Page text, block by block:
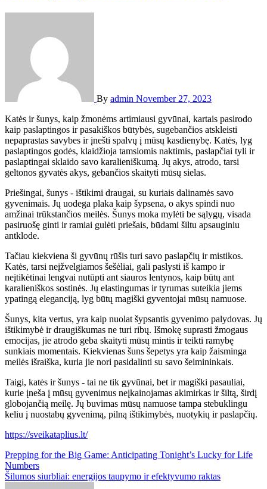
By admin November 27, 2023
Katės ir šunys, kaip žmonėms artimiausi gyvūnai, kartais pasirodo
kaip paslaptingos ir pasakiškos būtybės, sugebančios atskleisti
nepaprastas savybes ir įnešti spalvų į mūsų kasdienybę. Katės, lyg
paslaptingos godės, klaidžioja tamsiomis naktimis, paslapčiai tyli ir
paslaptingai sklaido savo karalieniškumą. Jų akys, atrodo, tarsi
geltonos gyvatės akys, gebančios skaityti mūsų sielas.
Priešingai, šunys - ištikimi draugai, su kuriais dalinamės savo
gyvenimais. Jų uodega plaka kaip šypsena, o akys spindi nuo
amžinai trūkstančios meilės. Šunys moka mylėti be sąlygų, visada
pasiruošę ginti ir ramiai gulėti priešais, būdami šiltu apsauginiu
antklode.
Tačiau kiekviena ši gyvūnų rūšis turi savo paslapčių ir mistikos.
Katės, tarsi neįžvelgiamos šešėliai, gali paslysti iš kampo ir
neįtikėtinai lengvai nutūpti ant siauros lentynos, kaip būtų ant
karalieniškos sostinės. Jų elastingumas ir tyrumas suteikia jiems
ypatingą eleganciją, lyg būtų magiški gyventojai mūsų namuose.
Šunys, kita vertus, yra kaip nuolat šypsantis gyvenimo palydovas. Jų
ištikimybė ir draugiškumas ne turi ribų. Išmokę suprasti žmogaus
emocijas, jie atrodo geba skaityti mūsų mintis ir teikti ramybę
sunkiais momentais. Kiekvienas šuns šepetys yra kaip žaisminga
meilės išraiška, kuria jie nori pasidalinti su savo šeimininkais.
Taigi, katės ir šunys - tai ne tik gyvūnai, bet ir magiški pasauliai,
kurie įneša į mūsų gyvenimus neįkainojamas akimirkas ir šiltą, širdį
globojančią meilę. Jų buvimas mūsų namuose tampa stebuklingu
keliu į nuostabų gyvenimą, pilną ištikimybės, nuotykių ir paslapčių.
https://sveikataplius.lt/
Post
navigation
Prepping for the Big Game: Anticipating Tonight’s Lucky for Life
Numbers
Šilumos siurbliai: energijos taupymo ir efektyvumo raktas